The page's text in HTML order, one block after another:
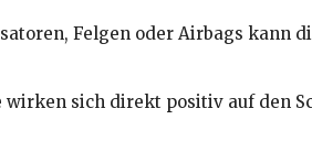
Felgen oder Airbags kann
wirken sich direkt positiv auf den